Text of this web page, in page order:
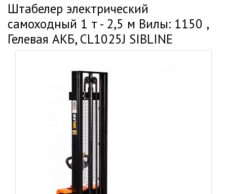
Штабелер электрический
самоходный 1 т - 2,5 м Вилы: 1150 ,
Гелевая АКБ, CL1025J SIBLINE